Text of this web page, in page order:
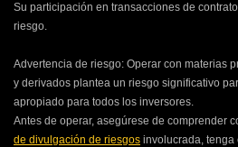
Su participación en transacciones de
riesgo.
Advertencia de riesgo: Operar con materias
y derivados plantea un riesgo significativo
apropiado para todos los inversores.
Antes de operar, asegúrese de comprender
de divulgación de riesgos involucrada, tenga